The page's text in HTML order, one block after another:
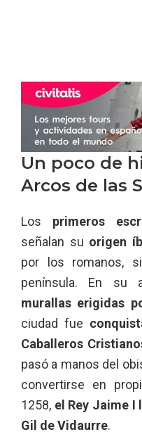
Un poco de
Arcos de las
Los primeros
señalan su origen
por los romanos,
península. En su
murallas erigidas
ciudad fue
Caballeros
pasó a manos del
convertirse en
1258, el Rey Jaime I
Gil de Vidaurre.